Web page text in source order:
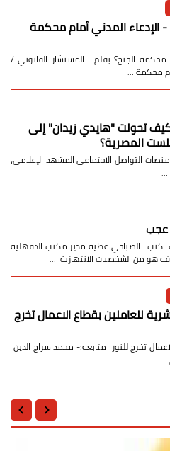
الإدعاء المدني أمام محكمة
محكمة الجنح؟ بقلم : المستشار القانوني /
محكمة …
كيف تحولت "هايدي زيدان" إلى
المصرية؟
التواصل الاجتماعي المشهد الإعلامي،
…
: الصباحي عطية مدير مكتب الدقهلية
من الشخصيات الانتهازية ا…
للعاملين بقطاع الاعمال تخرج
تخرج للنور متابعه:- محمد سراج الدين